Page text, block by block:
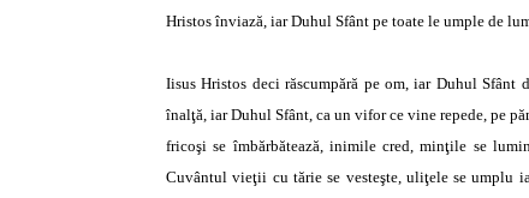
Hristos înviază, iar Duhul Sfânt pe toate le umple de
Iisus Hristos deci răscumpără pe om, iar Duhul
înalţă, iar Duhul Sfânt, ca un vifor ce vine repede, pe
fricoşi se îmbărbătează, inimile cred, minţile se
Cuvântul vieţii cu tărie se vesteşte, uliţele se umplu